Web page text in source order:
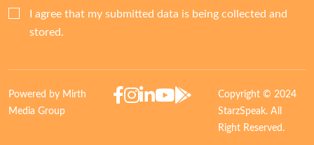
I agree that my submitted data is being collected and
stored.
Powered by Mirth
Media Group
Copyright © 2024
StarzSpeak. All
Right Reserved.